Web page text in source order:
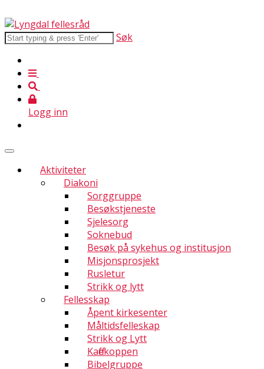
Søk
Logg inn
Aktiviteter
Diakoni
Sorggruppe
Besøkstjeneste
Sjelesorg
Soknebud
Besøk på sykehus og institusjon
Misjonsprosjekt
Rusletur
Strikk og lytt
Fellesskap
Åpent kirkesenter
Måltidsfelleskap
Strikk og Lytt
Kaffekoppen
Bibelgruppe